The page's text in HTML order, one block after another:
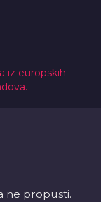
iz europskih
ne propusti.